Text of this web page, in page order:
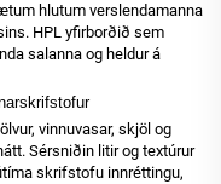
hlutum verslendamanna
HPL yfirborðið sem
salanna og heldur á
vinnuvasar, skjöl og
Sérsniðin litir og textúrur
skrifstofu innréttingu,